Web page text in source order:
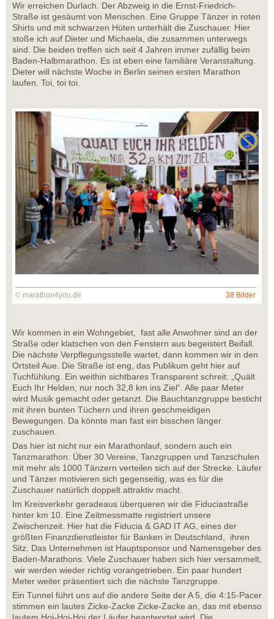
Wir erreichen Durlach. Der Abzweig in die Ernst-Friedrich-
Straße ist gesäumt von Menschen. Eine Gruppe Tänzer in roten
Shirts und mit schwarzen Hüten unterhält die Zuschauer. Hier
stoße ich auf Dieter und Michaela, die zusammen unterwegs
sind. Die beiden treffen sich seit 4 Jahren immer zufällig beim
Baden-Halbmarathon. Es ist eben eine familiäre Veranstaltung.
Dieter will nächste Woche in Berlin seinen ersten Marathon
laufen. Toi, toi toi.
© marathon4you.de 38 Bilder
Wir kommen in ein Wohngebiet, fast alle Anwohner sind an der
Straße oder klatschen von den Fenstern aus begeistert Beifall.
Die nächste Verpflegungsstelle wartet, dann kommen wir in den
Ortsteil Aue. Die Straße ist eng, das Publikum geht hier auf
Tuchfühlung. Ein weithin sichtbares Transparent schreit: „Quält
Euch Ihr Helden, nur noch 32,8 km ins Ziel“. Alle paar Meter
wird Musik gemacht oder getanzt. Die Bauchtanzgruppe besticht
mit ihren bunten Tüchern und ihren geschmeidigen
Bewegungen. Da könnte man fast ein bisschen länger
zuschauen.
Das hier ist nicht nur ein Marathonlauf, sondern auch ein
Tanzmarathon: Über 30 Vereine, Tanzgruppen und Tanzschulen
mit mehr als 1000 Tänzern verteilen sich auf der Strecke. Läufer
und Tänzer motivieren sich gegenseitig, was es für die
Zuschauer natürlich doppelt attraktiv macht.
Im Kreisverkehr geradeaus überqueren wir die Fiduciastraße
hinter km 10. Eine Zeitmessmatte registriert unsere
Zwischenzeit. Hier hat die Fiducia & GAD IT AG, eines der
größten Finanzdienstleister für Banken in Deutschland, ihren
Sitz. Das Unternehmen ist Hauptsponsor und Namensgeber des
Baden-Marathons. Viele Zuschauer haben sich hier versammelt,
wir werden wieder richtig vorangetrieben. Ein paar hundert
Meter weiter präsentiert sich die nächste Tanzgruppe.
Ein Tunnel führt uns auf die andere Seite der A 5, die 4:15-Pacer
stimmen ein lautes Zicke-Zacke Zicke-Zacke an, das mit ebenso
lautem Hoi-Hoi-Hoi der Läufer beantwortet wird. Die